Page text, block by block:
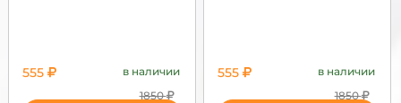
555
в наличии
1850
555
в наличии
1850